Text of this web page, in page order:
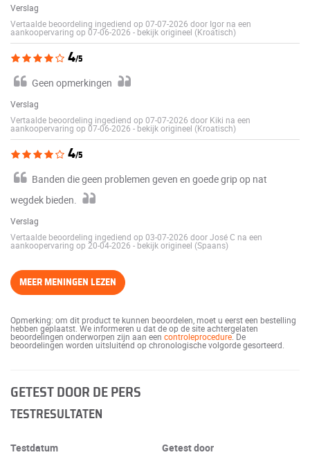
Verslag
Vertaalde beoordeling ingediend op 07-07-2026 door Igor na een
aankoopervaring op 07-06-2026 - bekijk origineel (Kroatisch)
4/5
Geen opmerkingen
Verslag
Vertaalde beoordeling ingediend op 07-07-2026 door Kiki na een
aankoopervaring op 07-06-2026 - bekijk origineel (Kroatisch)
4/5
Banden die geen problemen geven en goede grip op nat
wegdek bieden.
Verslag
Vertaalde beoordeling ingediend op 03-07-2026 door José C na een
aankoopervaring op 20-04-2026 - bekijk origineel (Spaans)
MEER MENINGEN LEZEN
Opmerking: om dit product te kunnen beoordelen, moet u eerst een bestelling
hebben geplaatst. We informeren u dat de op de site achtergelaten
beoordelingen onderworpen zijn aan een controleprocedure. De
beoordelingen worden uitsluitend op chronologische volgorde gesorteerd.
GETEST DOOR DE PERS
TESTRESULTATEN
Testdatum
Getest door